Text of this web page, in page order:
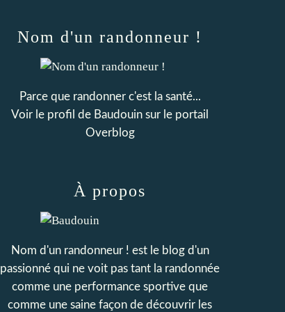
Nom d'un randonneur !
Parce que randonner c'est la santé...
Voir le profil de Baudouin sur le portail
Overblog
À propos
Nom d'un randonneur ! est le blog d'un
passionné qui ne voit pas tant la randonnée
comme une performance sportive que
comme une saine façon de découvrir les